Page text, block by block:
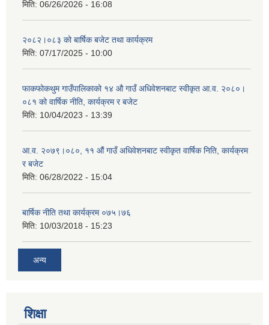
मिति: 06/26/2026 - 16:08
२०८२।०८३ को बार्षिक बजेट तथा कार्यक्रम
मिति: 07/17/2025 - 10:00
फाकफोकथुम गाउँपालिकाको १४ औ गाउँ अधिवेशनबाट स्वीकृत आ.व. २०८०।
०८१ को वार्षिक नीति, कार्यक्रम र बजेट
मिति: 10/04/2023 - 13:39
आ.व. २०७९।०८०, ११ औं गाउँ अधिवेशनबाट स्वीकृत वार्षिक निति, कार्यक्रम
र बजेट
मिति: 06/28/2022 - 15:04
बार्षिक नीति तथा कार्यक्रम ०७५।७६
मिति: 10/03/2018 - 15:23
अन्य
शिक्षा